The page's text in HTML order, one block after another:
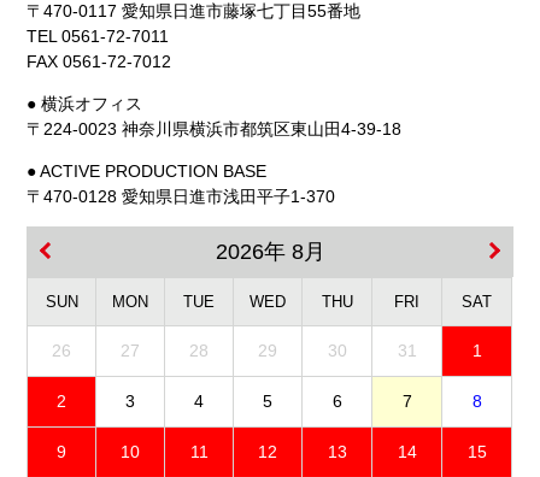
〒470-0117 愛知県日進市藤塚七丁目55番地
TEL 0561-72-7011
FAX 0561-72-7012
● 横浜オフィス
〒224-0023 神奈川県横浜市都筑区東山田4-39-18
● ACTIVE PRODUCTION BASE
〒470-0128 愛知県日進市浅田平子1-370
2026年 8月
SUN MON TUE WED THU FRI SAT
26 27 28 29 30 31 1
2 3 4 5 6 7 8
9 10 11 12 13 14 15